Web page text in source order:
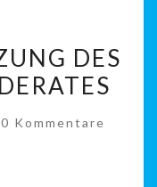
DES
Kommentare
0 Kommentare